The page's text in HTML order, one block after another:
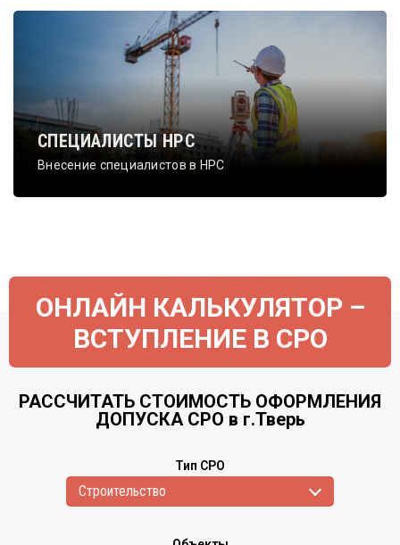
СПЕЦИАЛИСТЫ НРС
Внесение специалистов в НРС
ОНЛАЙН КАЛЬКУЛЯТОР –
ВСТУПЛЕНИЕ В СРО
РАССЧИТАТЬ СТОИМОСТЬ ОФОРМЛЕНИЯ
ДОПУСКА СРО в г.Тверь
Тип СРО
Cтроительство